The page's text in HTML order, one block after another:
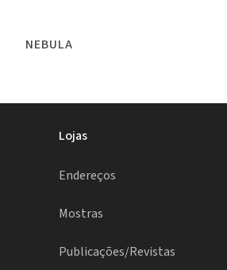
NEBULA
Lojas
Endereços
Mostras
Publicações/Revistas